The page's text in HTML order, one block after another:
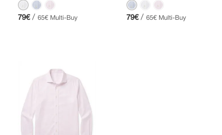
79€ / 65€ Multi-Buy 79€ / 65€ Multi-Buy